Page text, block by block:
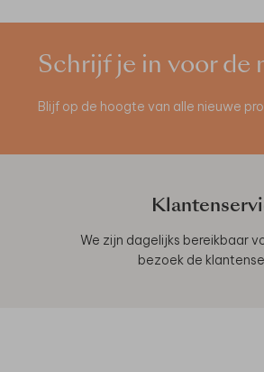
Schrijf je in voor de
Blijf op de hoogte van alle nieuwe
We zijn dagelijks bereikbaar
bezoek de